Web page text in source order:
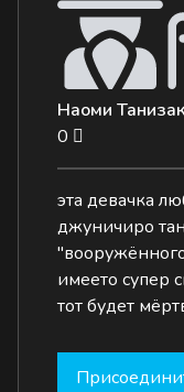
Наоми
0
эта девачка
джуничиро
имеето супер
тот будет